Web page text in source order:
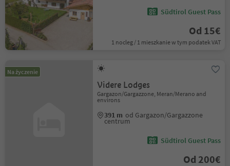
Südtirol Guest Pass
Od 15€
1 nocleg / 1 mieszkanie w tym podatek VAT
Na życzenie
Videre Lodges
Gargazon/Gargazzone, Meran/Merano and
environs
391 m od Gargazon/Gargazzone
centrum
Südtirol Guest Pass
Od 200€